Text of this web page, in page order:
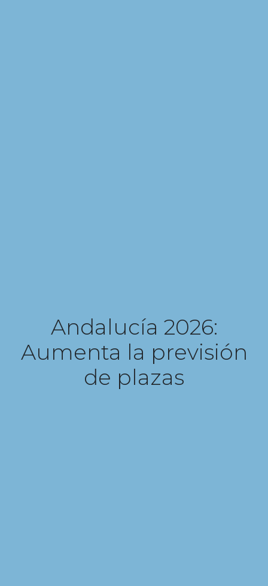
Andalucía 2026:
Aumenta la previsión
de plazas